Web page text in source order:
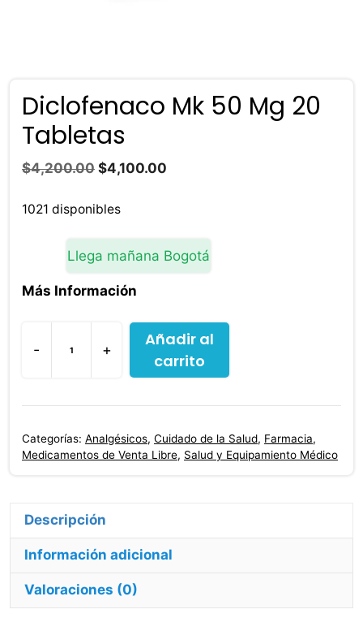
Diclofenaco Mk 50 Mg 20
Tabletas
$4,200.00 El
original
$4,200.00.
$4,100.00
$4,100.00.
1021 disponibles
Llega mañana Bogotá
Más Información
-
Diclofenaco
Mk
50
20
+
Añadir al
carrito
Categorías: Analgésicos, Cuidado de la Salud, Farmacia,
Medicamentos de Venta Libre, Salud y Equipamiento Médico
Información adicional
Valoraciones (0)